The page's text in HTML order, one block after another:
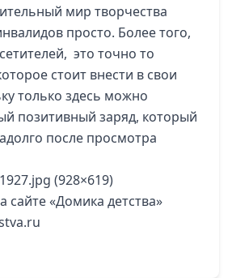
мир творчества
просто. Более того,
это точно то
стоит внести в свои
только здесь можно
позитивный заряд, который
после просмотра
сайте «Домика детства»